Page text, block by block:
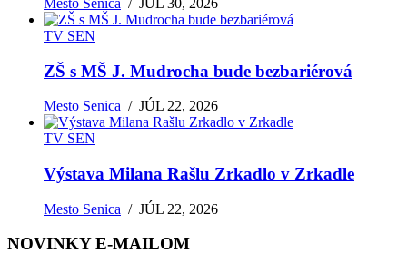
TV SEN
ZŠ s MŠ J. Mudrocha bude bezbariérová
Mesto Senica /JÚL 22, 2026
TV SEN
Výstava Milana Rašlu Zrkadlo v Zrkadle
Mesto Senica /JÚL 22, 2026
NOVINKY E-MAILOM